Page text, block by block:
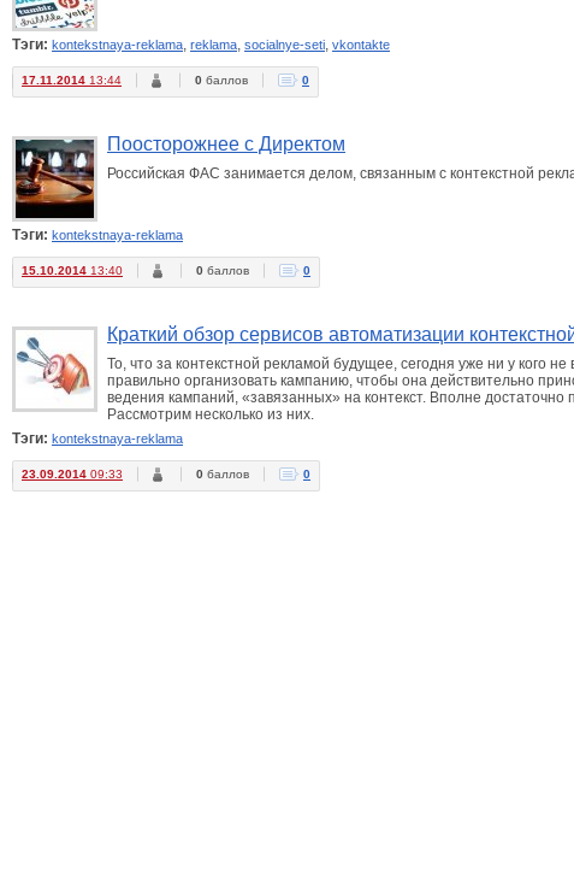
Тэги: kontekstnaya-reklama, reklama, socialnye-seti, vkontakte
17.11.2014 13:44 0 баллов 0
Поосторожнее с Директом
Российская ФАС занимается делом, связанным с контекстной
Тэги: kontekstnaya-reklama
15.10.2014 13:40 0 баллов 0
Краткий обзор сервисов автоматизации
То, что за контекстной рекламой будущее, сегодня уже ни у кого
правильно организовать кампанию, чтобы она действительно
ведения кампаний, «завязанных» на контекст. Вполне
Рассмотрим несколько из них.
Тэги: kontekstnaya-reklama
23.09.2014 09:33 0 баллов 0